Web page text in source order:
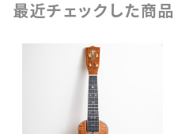
最近チェックした商品